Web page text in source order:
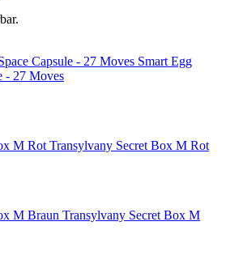
Smart Egg
- 27 Moves
Transylvany Secret Box M Rot
Transylvany Secret Box M